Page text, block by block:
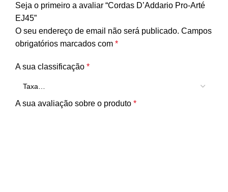
Seja o primeiro a avaliar “Cordas D’Addario Pro-Arté
EJ45”
O seu endereço de email não será publicado. Campos
obrigatórios marcados com *
A sua classificação *
A sua avaliação sobre o produto *